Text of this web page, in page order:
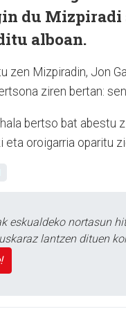
du Mizpiradi
alboan.
zen Mizpiradin, Jon
ziren bertan:
bertso bat abestu
eta oroigarria oparitu
eskualdeko nortasun
lantzen dituen